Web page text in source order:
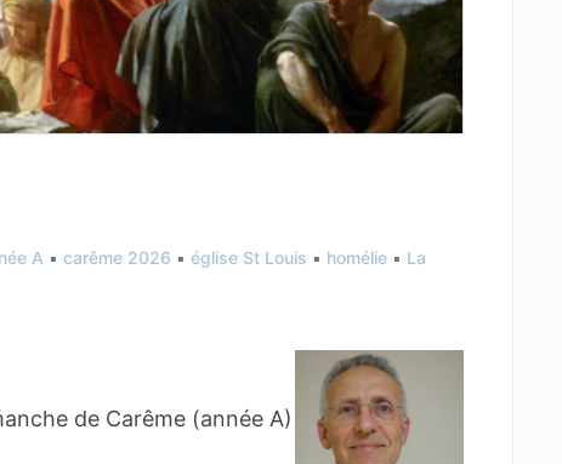
A ▪︎ carême 2026 ▪︎ église St Louis ▪︎ homélie▪︎ La
de Carême (année A)